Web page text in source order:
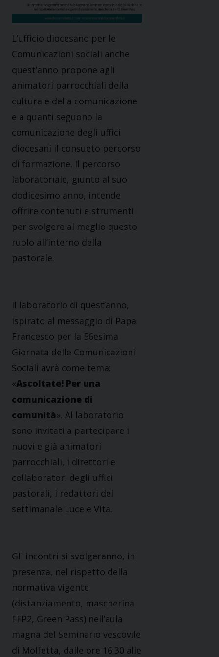
L’ufficio diocesano per le
Comunicazioni sociali anche
quest’anno propone agli
animatori parrocchiali della
cultura e della comunicazione
e a quanti seguono la
comunicazione degli uffici
diocesani il consueto percorso
di formazione. Il percorso
laboratoriale, giunto al suo
dodicesimo anno, intende
offrire contenuti e strumenti
per svolgere al meglio questo
ruolo all’interno della
pastorale.
Il laboratorio di quest’anno,
ispirato al messaggio di Papa
Francesco per la 56esima
Giornata delle Comunicazioni
Sociali avrà come tema:
«Ascoltate! Per una
comunicazione di
comunità». Al laboratorio
sono invitati a partecipare i
nuovi e già animatori
parrocchiali, i direttori e
collaboratori degli uffici
pastorali, i redattori del
settimanale Luce e Vita.
Gli incontri si svolgeranno, in
presenza, nel rispetto della
normativa vigente
(distanziamento, mascherina
FFP2, Green Pass) nell’aula
magna del Seminario vescovile
di Molfetta, dalle ore 16.30 alle